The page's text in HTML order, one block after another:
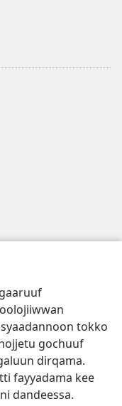
tokko
gochuuf
dirqama.
fayyadama kee
dandeessa.